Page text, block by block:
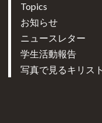
Topics
お知らせ
ニュースレター
学生活動報告
写真で見るキリス